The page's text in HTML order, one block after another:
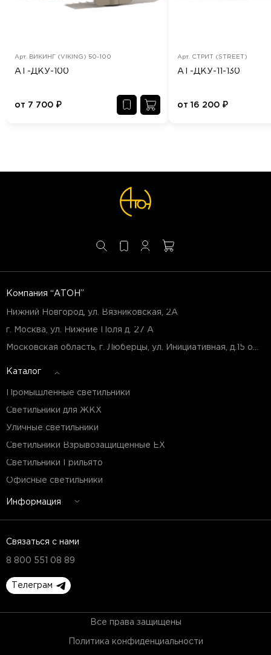
Арт. ВИКИНГ (VIKING) 50-100
АТ-ДКУ-100
от 7 700 ₽
Арт. СТРИТ (STREET)
АТ-ДКУ-11-130
от 16 200 ₽
Компания “АТОН”
Нижний Новгород, ул. Вязниковская, 2А
г. Москва, ул. Нижние Поля д. 27 А
Каталог
Промышленные светильники
Светильники для ЖКХ
Уличные светильники
Светильники Взрывозащищенные EX
Светильники Грильято
Офисные светильники
Информация
Связаться с нами
8 800 551 08 89
Телеграм
Все права защищены
Политика конфиденциальности